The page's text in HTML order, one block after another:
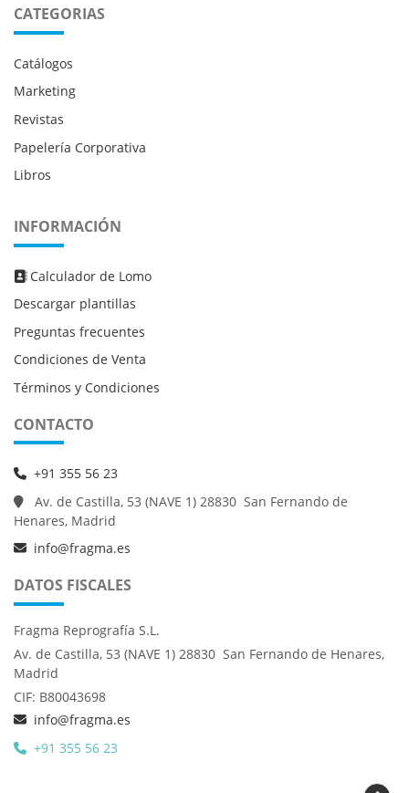
CATEGORIAS
Catálogos
Marketing
Revistas
Papelería Corporativa
Libros
INFORMACIÓN
Calculador de Lomo
Calculador de Lomo
Descargar plantillas
Preguntas frecuentes
Condiciones de Venta
Términos y Condiciones
CONTACTO
+91 355 56 23
Av. de Castilla, 53 (NAVE 1) 28830 San Fernando de
Henares, Madrid
info@fragma.es
DATOS FISCALES
Fragma Reprografía S.L.
Av. de Castilla, 53 (NAVE 1) 28830 San Fernando de Henares,
Madrid
CIF: B80043698
info@fragma.es
+91 355 56 23